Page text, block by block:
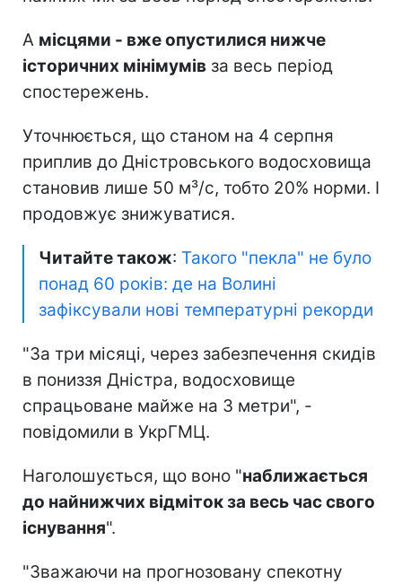
А місцями - вже опустилися нижче
історичних мінімумів за весь період
спостережень.
Уточнюється, що станом на 4 серпня
приплив до Дністровського водосховища
становив лише 50 м³/с, тобто 20% норми. І
продовжує знижуватися.
Читайте також: Такого "пекла" не було
понад 60 років: де на Волині
зафіксували нові температурні рекорди
"За три місяці, через забезпечення скидів
в пониззя Дністра, водосховище
спрацьоване майже на 3 метри", -
повідомили в УкрГМЦ.
Наголошується, що воно "наближається
до найнижчих відміток за весь час свого
існування".
"Зважаючи на прогнозовану спекотну